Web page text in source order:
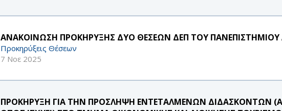
ΑΝΑΚΟΙΝΩΣΗ ΠΡΟΚΗΡΥΞΗΣ ΔΥΟ ΘΕΣΕΩΝ ΔΕΠ ΤΟΥ ΠΑΝΕΠΙΣΤΗΜΙΟΥ
Προκηρύξεις Θέσεων
7 Νοε 2025
ΠΡΟΚΗΡΥΞΗ ΓΙΑ ΤΗΝ ΠΡΟΣΛΗΨΗ ΕΝΤΕΤΑΛΜΕΝΩΝ ΔΙΔΑΣΚΟΝΤΩΝ